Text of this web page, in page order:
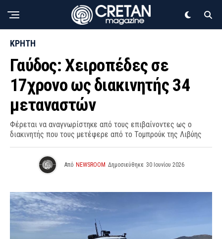
ΚΡΗΤΗ
Γαύδος: Χειροπέδες σε
17χρονο ως διακινητής 34
μεταναστών
Φέρεται να αναγνωρίστηκε από τους επιβαίνοντες ως ο
διακινητής που τους μετέφερε από το Τομπρούκ της Λιβύης
Από NEWSROOM Δημοσιεύθηκε 30 Ιουνίου 2026